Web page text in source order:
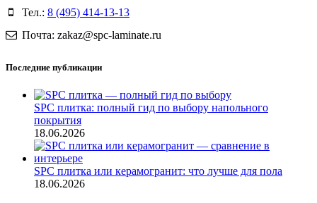
Тел.: 8 (495) 414-13-13
Почта: zakaz@spc-laminate.ru
Последние публикации
SPC плитка: полный гид по выбору напольного
покрытия
18.06.2026
SPC плитка или керамогранит: что лучше для пола
18.06.2026